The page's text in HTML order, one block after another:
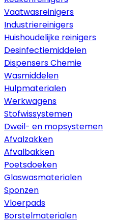
Vaatwasreinigers
Industriereinigers
Huishoudelijke reinigers
Desinfectiemiddelen
Dispensers Chemie
Wasmiddelen
Hulpmaterialen
Werkwagens
Stofwissystemen
Dweil- en mopsystemen
Afvalzakken
Afvalbakken
Poetsdoeken
Glaswasmaterialen
Sponzen
Vloerpads
Borstelmaterialen